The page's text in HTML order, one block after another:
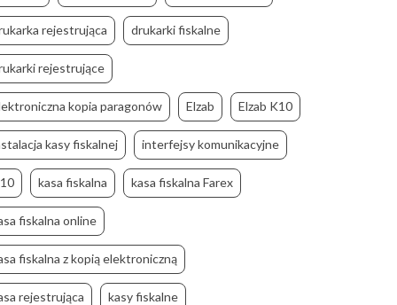
rejestrująca drukarki fiskalne
rejestrujące
kopia paragonów Elzab Elzab K10
kasy fiskalnej interfejsy komunikacyjne
kasa fiskalna kasa fiskalna Farex
fiskalna online
fiskalna z kopią elektroniczną
rejestrująca kasy fiskalne